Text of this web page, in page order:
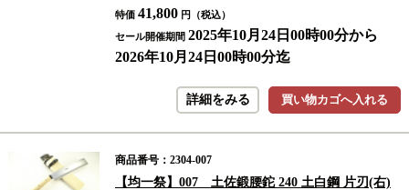
特価 41,800 円（税込）
セール開催期間 2025年10月24日00時00分から
2026年10月24日00時00分迄
買い物カゴへ入れる
詳細をみる
商品番号：2304-007
【均一祭】007 土佐鍛腰鉈 240 土白鋼 片刃(右)